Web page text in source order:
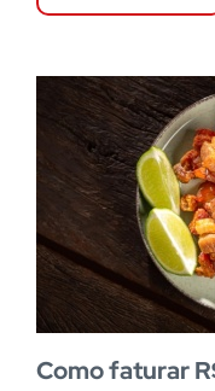
Como faturar